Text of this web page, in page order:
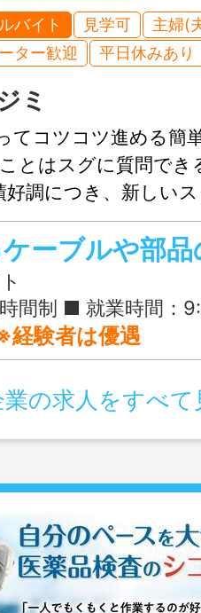
バイト 見学可
主婦(
ター歓迎
平日休みあり
ミ
てコツコツ進める簡
とはスグに質問でき
好調につき、新しい
ーブルや部
16:50の間で3時間以上 ■ 実働時間：3
験者は優遇
業の求人をすべて